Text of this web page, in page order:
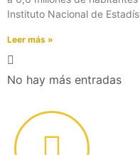
Instituto Nacional de
Leer más »
No hay más entradas